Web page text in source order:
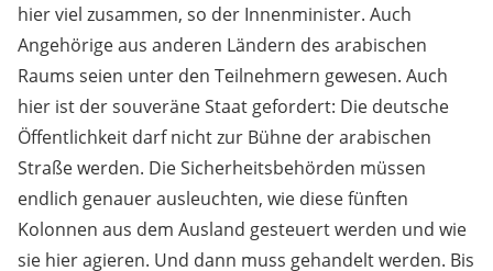
hier viel zusammen, so der Innenminister. Auch
Angehörige aus anderen Ländern des arabischen
Raums seien unter den Teilnehmern gewesen. Auch
hier ist der souveräne Staat gefordert: Die deutsche
Öffentlichkeit darf nicht zur Bühne der arabischen
Straße werden. Die Sicherheitsbehörden müssen
endlich genauer ausleuchten, wie diese fünften
Kolonnen aus dem Ausland gesteuert werden und wie
sie hier agieren. Und dann muss gehandelt werden. Bis